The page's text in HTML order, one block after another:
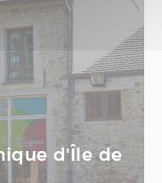
d'Île de